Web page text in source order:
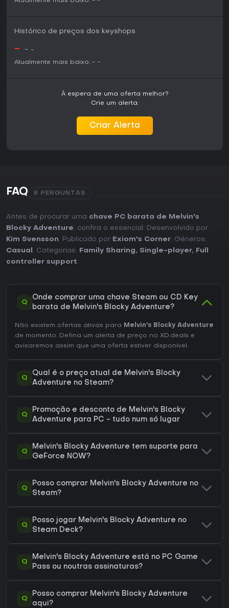
Histórico de preços dos keyshops
- - -
Atualmente mais baixo: - -
À espera de uma oferta melhor?
Crie um alerta.
Criar Alerta
FAQ 8 PERGUNTAS
Antes de procurar uma chave PC barata de Melvin's
Blocky Adventure, confira o essencial. Desenvolvido por
Kim Svensson. Publicado por Exiom's Corner. Géneros:
Casual . Categorias: Family Sharing, Single-player,
Full
controller support.
Q
Onde comprar uma chave Steam ou CD Key
barata de Melvin's Blocky Adventure?
Não existem ofertas ativas para
Melvin's Blocky Adventure
de momento. Defina um alerta de preço no XD.deals e
avisaremos assim que uma oferta estiver disponível.
Q
Qual é o preço atual de Melvin's Blocky
Adventure no Steam?
Q
Promoção e desconto de Melvin's Blocky
Adventure para PC - tudo num só lugar
Q
Melvin's Blocky Adventure tem suporte para
GeForce NOW?
Q
Posso comprar Melvin's Blocky Adventure no
Steam?
Q
Posso jogar Melvin's Blocky Adventure no
Steam Deck?
Q
Melvin's Blocky Adventure está no PC Game
Pass ou noutras assinaturas?
Q
Posso comprar Melvin's Blocky Adventure
aqui?